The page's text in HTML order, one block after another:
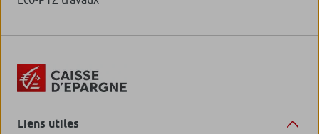
Liens utiles